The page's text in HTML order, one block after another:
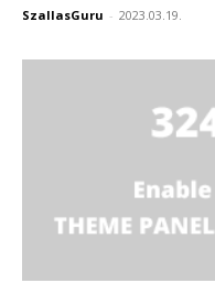
SzallasGuru - 2023.03.19.